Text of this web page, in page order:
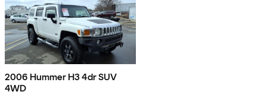
2006 Hummer H3 4dr SUV
4WD